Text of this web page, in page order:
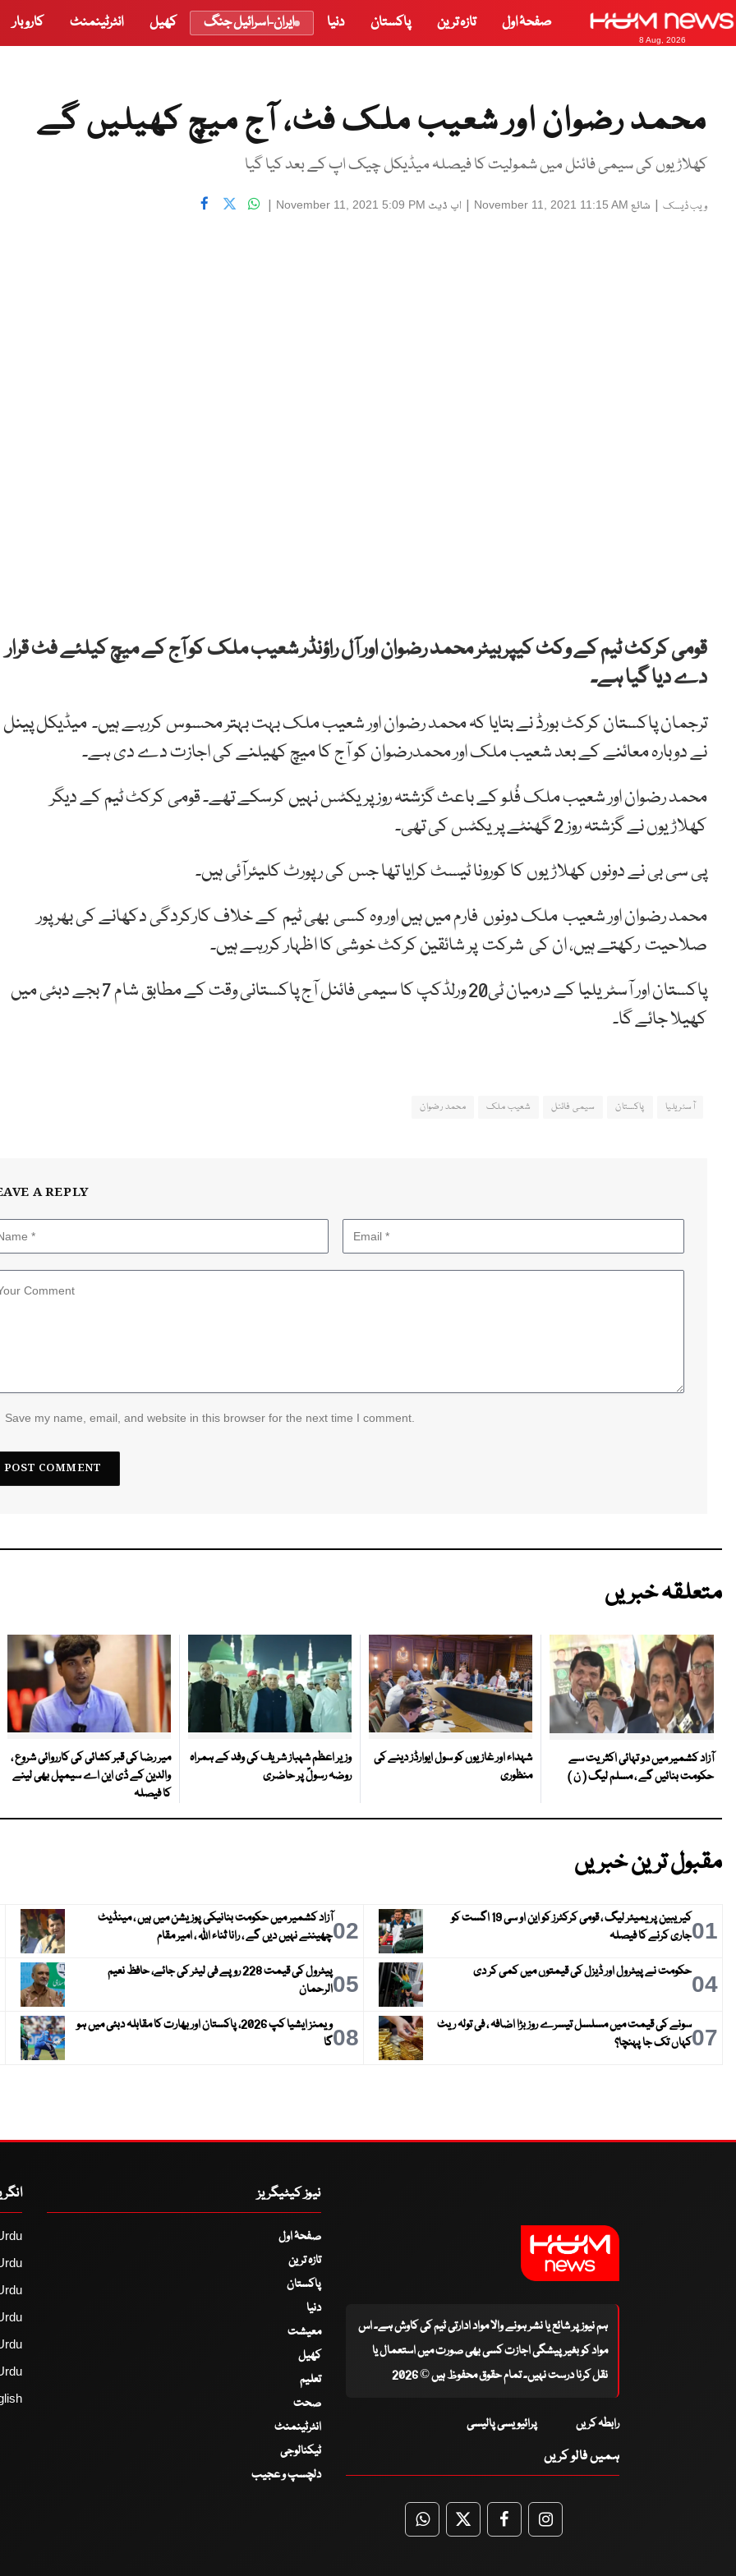
8 Aug, 2026
صفحۂ اول تازہ ترین پاکستان دنیا ایران-اسرائیل جنگ کھیل انٹرٹینمنٹ کاروبار
محمد رضوان اور شعیب ملک فٹ، آج میچ کھیلیں گے
کھلاڑیوں کی سیمی فائنل میں شمولیت کا فیصلہ میڈیکل چیک اپ کے بعد کیا گیا
ویب ڈیسک | شائع November 11, 2021 11:15 AM
| اپ ڈیٹ November 11, 2021 5:09 PM
|
قومی کرکٹ ٹیم کے وکٹ کیپربیٹر محمد رضوان اور آل راؤنڈر شعیب ملک کو آج کے میچ کیلئے فٹ قرار
دے دیا گیا ہے۔
ترجمان پاکستان کرکٹ بورڈ نے بتایا کہ محمد رضوان اور شعیب ملک بہت بہتر محسوس کررہے ہیں۔ میڈیکل پینل
نے دوبارہ معائنے کے بعد شعیب ملک اور محمدرضوان کو آج کا میچ کھیلنے کی اجازت دے دی ہے۔
محمد رضوان اور شعیب ملک فُلو کے باعث گزشتہ روز پریکٹس نہیں کرسکے تھے۔ قومی کرکٹ ٹیم کے دیگر
کھلاڑیوں نے گزشتہ روز 2 گھنٹے پریکٹس کی تھی۔
پی سی بی نے دونوں کھلاڑیوں کا کورونا ٹیسٹ کرایا تھا جس کی رپورٹ کلیئرآئی ہیں۔
محمد رضوان اور شعیب ملک دونوں فارم میں ہیں اور وہ کسی بھی ٹیم کے خلاف کارکردگی دکھانے کی بھرپور
صلاحیت رکھتے ہیں، ان کی شرکت پر شائقین کرکٹ خوشی کا اظہار کررہے ہیں۔
پاکستان اور آسٹریلیا کے درمیان ٹی20 ورلڈکپ کا سیمی فائنل آج پاکستانی وقت کے مطابق شام 7 بجے دبئی میں
کھیلا جائے گا۔
آسٹریلیا پاکستان سیمی فائنل شعیب ملک محمد رضوان
A REPLY
Save my name, email, and website in this browser for the next time I comment.
متعلقہ خبریں
آزاد کشمیر میں دو تہائی اکثریت سے
حکومت بنائیں گے ، مسلم لیگ ( ن )
شہداء اور غازیوں کو سول ایوارڈز دینے کی
منظوری
وزیر اعظم شہباز شریف کی وفد کے ہمراہ
روضہ رسولؐ پر حاضری
میر رضا کی قبر کشائی کی کارروائی شروع ،
والدین کے ڈی این اے سیمپل بھی لینے
کا فیصلہ
مقبول ترین خبریں
01
کیریبین پریمیئر لیگ ، قومی کرکٹرز کو این او سی 19 اگست کو
جاری کرنے کا فیصلہ
02آزاد کشمیر میں حکومت بنانیکی پوزیشن میں ہیں ، مینڈیٹ
چھیننے نہیں دیں گے ، رانا ثناء اللہ ، امیر مقام
04حکومت نے پیٹرول اور ڈیزل کی قیمتوں میں کمی کر دی 05
پیٹرول کی قیمت 228 روپے فی لیٹر کی جائے، حافظ نعیم
الرحمان
07سونے کی قیمت میں مسلسل تیسرے روز بڑا اضافہ ، فی تولہ ریٹ
کہاں تک جا پہنچا؟
08
ویمنز ایشیا کپ 2026، پاکستان اور بھارت کا مقابلہ دبئی میں ہو
گا
ہم نیوز پر شائع یا نشر ہونے والا مواد ادارتی ٹیم کی کاوش ہے۔ اس
مواد کو بغیر پیشگی اجازت کسی بھی صورت میں استعمال یا
نقل کرنا درست نہیں۔ تمام حقوق محفوظ ہیں © 2026
رابطہ کریں پرائیویسی پالیسی
ہمیں فالو کریں
WhatsApp
TwitterFacebookFacebook
نیوز کیٹیگریز
صفحۂ اول
تازہ ترین
پاکستان
دنیا
معیشت
کھیل
تعلیم
صحت
انٹرٹینمنٹ
ٹیکنالوجی
دلچسپ و عجیب